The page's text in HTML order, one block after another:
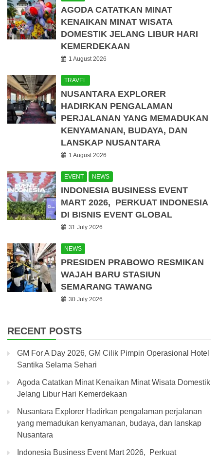
AGODA CATATKAN MINAT
KENAIKAN MINAT WISATA
DOMESTIK JELANG LIBUR HARI
KEMERDEKAAN
1 August 2026
TRAVEL
NUSANTARA EXPLORER
HADIRKAN PENGALAMAN
PERJALANAN YANG MEMADUKAN
KENYAMANAN, BUDAYA, DAN
LANSKAP NUSANTARA
1 August 2026
EVENT NEWS
INDONESIA BUSINESS EVENT
MART 2026, PERKUAT INDONESIA
DI BISNIS EVENT GLOBAL
31 July 2026
NEWS
PRESIDEN PRABOWO RESMIKAN
WAJAH BARU STASIUN
SEMARANG TAWANG
30 July 2026
RECENT POSTS
GM For A Day 2026, GM Cilik Pimpin Operasional Hotel
Santika Selama Sehari
Agoda Catatkan Minat Kenaikan Minat Wisata Domestik
Jelang Libur Hari Kemerdekaan
Nusantara Explorer Hadirkan pengalaman perjalanan
yang memadukan kenyamanan, budaya, dan lanskap
Nusantara
Indonesia Business Event Mart 2026, Perkuat